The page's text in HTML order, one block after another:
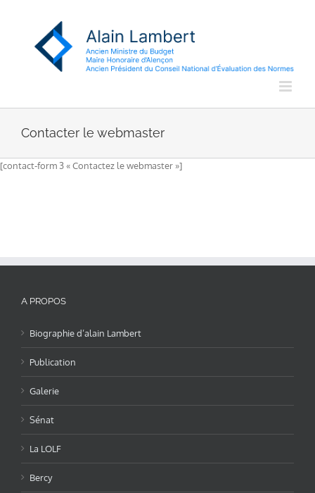
Contacter le webmaster
[contact-form 3 « Contactez le webmaster »]
A PROPOS
Biographie d’alain Lambert
Publication
Galerie
Sénat
La LOLF
Bercy